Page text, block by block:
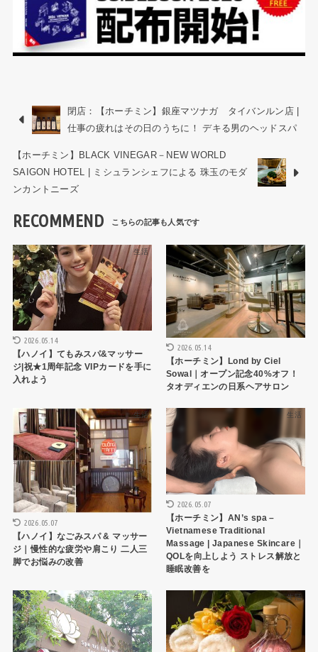
閉店：【ホーチミン】銀座マツナガ タイバンルン店 |
仕事の疲れはその日のうちに！ デキる男のヘッドスパ
【ホーチミン】BLACK VINEGAR－NEW WORLD
SAIGON HOTEL | ミシュランシェフによる 珠玉のモダ
ンカントニーズ
RECOMMEND
生活
2026.05.14
【ハノイ】てもみスパ&マッサー
ジ|祝★1周年記念 VIPカードを手に
入れよう
生活
2026.05.14
【ホーチミン】Lond by Ciel
Sowal｜オープン記念40%オフ！
タオディエンの日系ヘアサロン
生活
2026.05.07
【ハノイ】なごみスパ & マッサー
ジ｜慢性的な疲労や肩こり 二人三
脚でお悩みの改善
生活
2026.05.07
【ホーチミン】AN’s spa –
Vietnamese Traditional
Massage | Japanese Skincare｜
QOLを向上しよう ストレス解放と
睡眠改善を
生活 生活